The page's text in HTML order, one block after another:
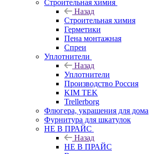
Строительная химия
Назад
Строительная химия
Герметики
Пена монтажная
Спреи
Уплотнители
Назад
Уплотнители
Производство Россия
KIM TEK
Trellerborg
Флюгера, украшения для дома
Фурнитура для шкатулок
НЕ В ПРАЙС
Назад
НЕ В ПРАЙС